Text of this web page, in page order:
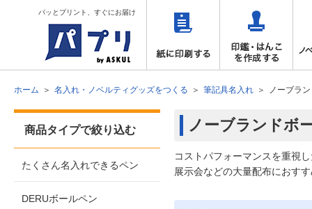
パッとプリント、すぐにお届け
ホーム 名入れ・ノベルティグッズをつくる 筆記具名入れ ノーブラ
ノーブランドボ
コストパフォーマンスを重視
展示会などの大量配布におす
商品タイプで絞り込む
たくさん名入れできるペン
DERUボールペン